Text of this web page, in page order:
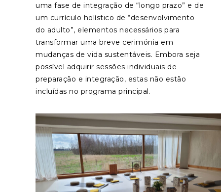
uma fase de integração de “longo prazo” e de
um currículo holístico de “desenvolvimento
do adulto”, elementos necessários para
transformar uma breve cerimónia em
mudanças de vida sustentáveis. Embora seja
possível adquirir sessões individuais de
preparação e integração, estas não estão
incluídas no programa principal.